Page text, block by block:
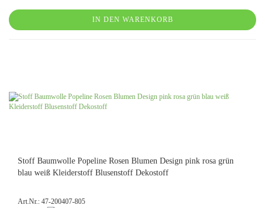
IN DEN WARENKORB
Stoff Baumwolle Popeline Rosen Blumen Design pink rosa grün
blau weiß Kleiderstoff Blusenstoff Dekostoff
Art.Nr.: 47-200407-805